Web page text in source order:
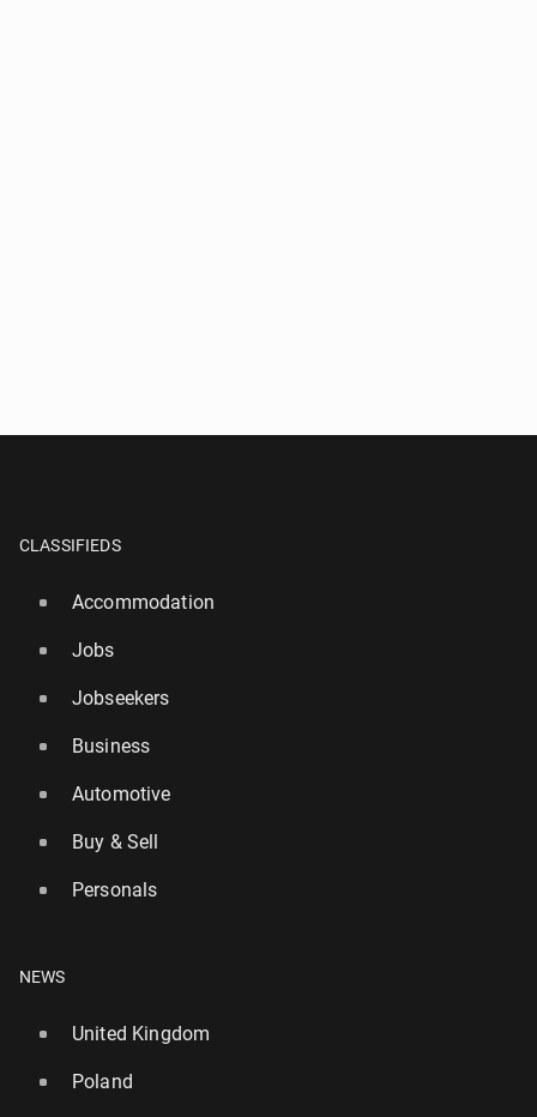
CLASSIFIEDS
Accommodation
Jobs
Jobseekers
Business
Automotive
Buy & Sell
Personals
NEWS
United Kingdom
Poland